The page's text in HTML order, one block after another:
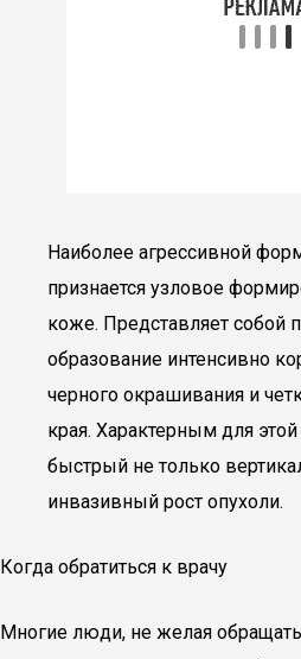
Наиболее агрессивной
признается узловое
коже. Представляет собой
образование интенсивно
черного окрашивания и
края. Характерным для
быстрый не только
инвазивный рост опухоли.
Когда обратиться к врачу
Многие люди, не желая